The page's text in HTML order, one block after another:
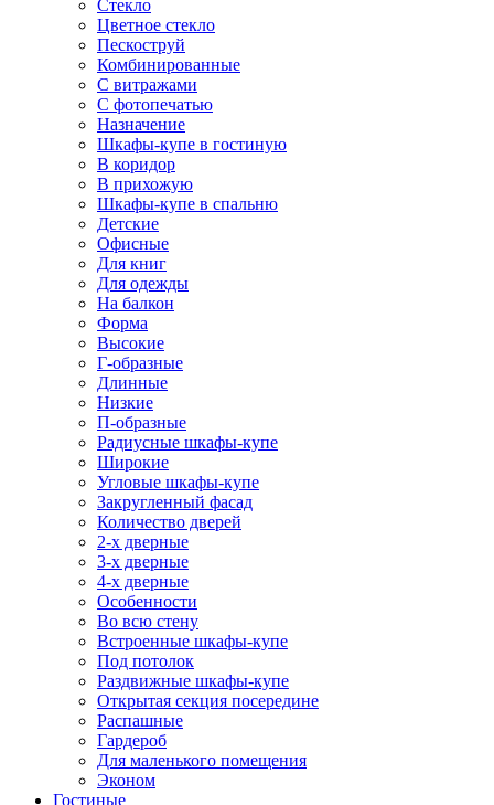
Стекло
Цветное стекло
Пескоструй
Комбинированные
С витражами
С фотопечатью
Назначение
Шкафы-купе в гостиную
В коридор
В прихожую
Шкафы-купе в спальню
Детские
Офисные
Для книг
Для одежды
На балкон
Форма
Высокие
Г-образные
Длинные
Низкие
П-образные
Радиусные шкафы-купе
Широкие
Угловые шкафы-купе
Закругленный фасад
Количество дверей
2-х дверные
3-х дверные
4-х дверные
Особенности
Во всю стену
Встроенные шкафы-купе
Под потолок
Раздвижные шкафы-купе
Открытая секция посередине
Распашные
Гардероб
Для маленького помещения
Эконом
Гостиные